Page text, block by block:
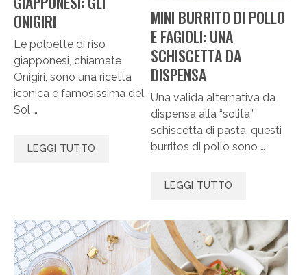
ONIGIRI
Le polpette di riso
giapponesi, chiamate
Onigiri, sono una ricetta
iconica e famosissima del
Sol …
LEGGI TUTTO
MINI BURRITO DI POLLO
E FAGIOLI: UNA
SCHISCETTA DA
DISPENSA
Una valida alternativa da
dispensa alla “solita”
schiscetta di pasta, questi
burritos di pollo sono …
LEGGI TUTTO